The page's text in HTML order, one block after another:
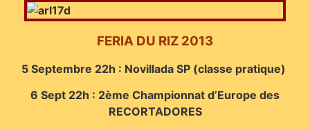
FERIA DU RIZ 2013
5 Septembre 22h : Novillada SP (classe pratique)
6 Sept 22h : 2ème Championnat d’Europe des
RECORTADORES